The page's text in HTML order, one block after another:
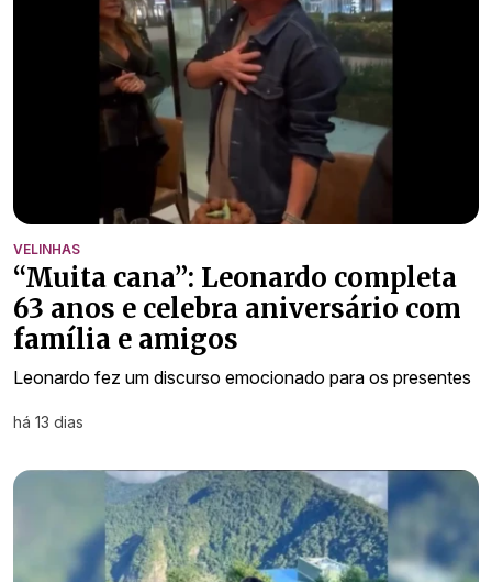
VELINHAS
“Muita cana”: Leonardo completa
63 anos e celebra aniversário com
família e amigos
Leonardo fez um discurso emocionado para os presentes
há 13 dias